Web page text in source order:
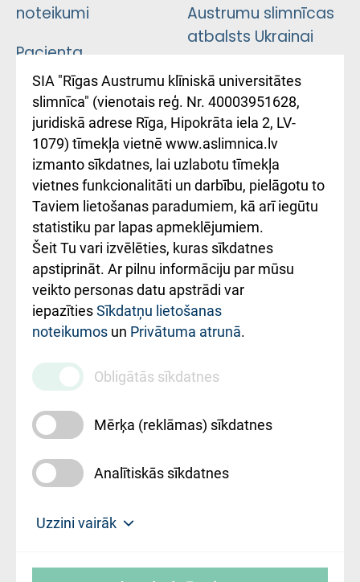
noteikumi
Pacienta
atsauksmju/sūdzību
iesniegšanas
kārtība
Kā pie mums nokļūt
Rēķinu apmaksas
ceļvedis
Rekvizīti un
ārstniecības
iestādes kods
010000234
Maksas
pakalpojumu
cenrādis
Austrumu slimnīcas
atbalsts Ukrainai
Підтримка Східної
лікарні та співпраця з
Україною
SIA "Rīgas Austrumu klīniskā universitātes
slimnīca" (vienotais reģ. Nr. 40003951628,
juridiskā adrese Rīga, Hipokrāta iela 2, LV-
1079) tīmekļa vietnē www.aslimnica.lv
izmanto sīkdatnes, lai uzlabotu tīmekļa
vietnes funkcionalitāti un darbību, pielāgotu to
Taviem lietošanas paradumiem, kā arī iegūtu
statistiku par lapas apmeklējumiem.
Šeit Tu vari izvēlēties, kuras sīkdatnes
apstiprināt. Ar pilnu informāciju par mūsu
veikto personas datu apstrādi var
iepazītiesSīkdatņu lietošanas
noteikumos un Privātuma atrunā.
Obligātās sīkdatnes
Mērķa (reklāmas) sīkdatnes
Analītiskās sīkdatnes
Uzzini vairāk